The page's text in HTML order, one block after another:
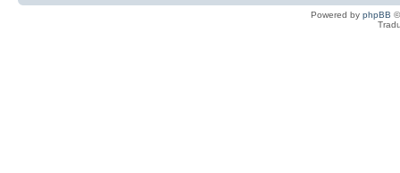
Powered by phpBB